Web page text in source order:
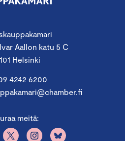
Aallon katu 5 C
Helsinki
4242 6200
meitä: